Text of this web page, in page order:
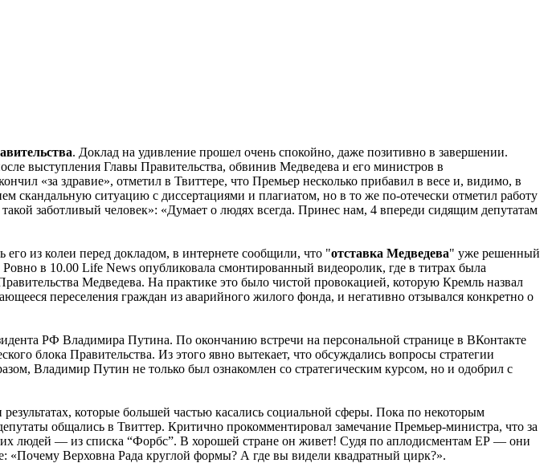
. Доклад на удивление прошел очень спокойно, даже позитивно в завершении.
выступления Главы Правительства, обвинив Медведева и его министров в
«за здравие», отметил в Твиттере, что Премьер несколько прибавил в весе и, видимо, в
ситуацию с диссертациями и плагиатом, но в то же по-отечески отметил работу
заботливый человек»: «Думает о людях всегда. Принес нам, 4 впереди сидящим депутатам
из колеи перед докладом, в интернете сообщили, что "отставка Медведева" уже решенный
в 10.00 Life News опубликовала смонтированный видеоролик, где в титрах была
Медведева. На практике это было чистой провокацией, которую Кремль назвал
переселения граждан из аварийного жилого фонда, и негативно отзывался конкретно о
РФ Владимира Путина. По окончанию встречи на персональной странице в ВКонтакте
блока Правительства. Из этого явно вытекает, что обсуждались вопросы стратегии
Владимир Путин не только был ознакомлен со стратегическим курсом, но и одобрил с
которые большей частью касались социальной сферы. Пока по некоторым
общались в Твиттер. Критично прокомментировал замечание Премьер-министра, что за
людей — из списка “Форбс”. В хорошей стране он живет! Судя по аплодисментам ЕР — они
Верховна Рада круглой формы? А где вы видели квадратный цирк?».